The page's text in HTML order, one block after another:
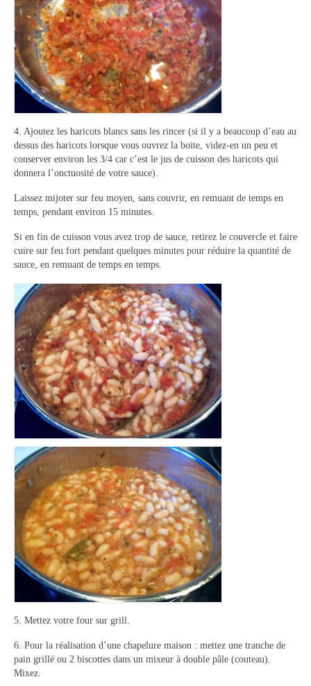
4. Ajoutez les haricots blancs sans les rincer (si il y a beaucoup d’eau au
dessus des haricots lorsque vous ouvrez la boite, videz-en un peu et
conserver environ les 3/4 car c’est le jus de cuisson des haricots qui
donnera l’onctuosité de votre sauce).
Laissez mijoter sur feu moyen, sans couvrir, en remuant de temps en
temps, pendant environ 15 minutes.
Si en fin de cuisson vous avez trop de sauce, retirez le couvercle et faire
cuire sur feu fort pendant quelques minutes pour réduire la quantité de
sauce, en remuant de temps en temps.
5. Mettez votre four sur grill.
6. Pour la réalisation d’une chapelure maison : mettez une tranche de
pain grillé ou 2 biscottes dans un mixeur à double pâle (couteau).
Mixez.